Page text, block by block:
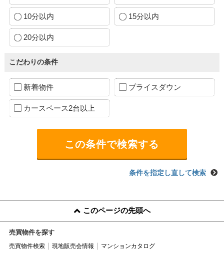
10分以内 15分以内
20分以内
こだわりの条件
新着物件 プライスダウン
カースペース2台以上
条件を指定し直して検索
このページの先頭へ
売買物件を探す
売買物件検索 現地販売会情報 マンションカタログ